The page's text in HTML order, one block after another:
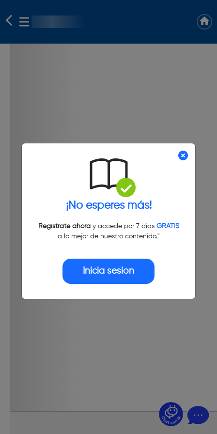
¡No esperes más!
Regístrate ahoray accede por 7 días GRATIS
a lo mejor de nuestro contenido."
Inicia sesión